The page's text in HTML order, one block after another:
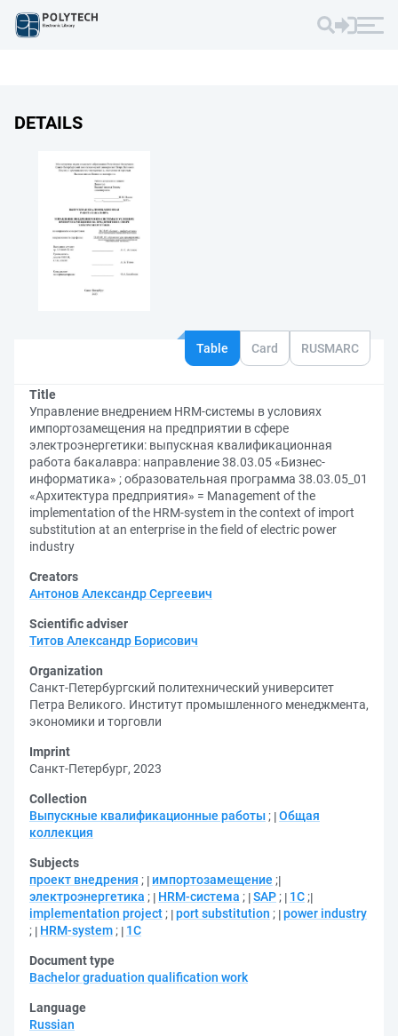
DETAILS
Table Card RUSMARC
Title
Управление внедрением HRM-системы в условиях
импортозамещения на предприятии в сфере
электроэнергетики: выпускная квалификационная
работа бакалавра: направление 38.03.05 «Бизнес-
информатика» ; образовательная программа 38.03.05_01
«Архитектура предприятия» = Management of the
implementation of the HRM-system in the context of import
substitution at an enterprise in the field of electric power
industry
Creators
Антонов Александр Сергеевич
Scientific adviser
Титов Александр Борисович
Organization
Санкт-Петербургский политехнический университет
Петра Великого. Институт промышленного менеджмента,
экономики и торговли
Imprint
Санкт-Петербург, 2023
Collection
Выпускные квалификационные работы ; Общая
коллекция
Subjects
проект внедрения ; импортозамещение ;
электроэнергетика ; HRM-система ; SAP ; 1С ;
implementation project ; port substitution ; power industry
;
HRM-system ; 1C
Document type
Bachelor graduation qualification work
Language
Russian